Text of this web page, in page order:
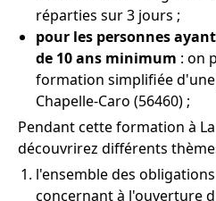
réparties sur 3 jours ;
pour les personnes
de 10 ans minimum : on
formation simplifiée d'une
Chapelle-Caro (56460) ;
Pendant cette formation à
découvrirez différents
l'ensemble des
concernant à l'ouverture